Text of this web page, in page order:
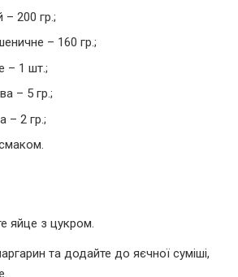
– 200 гр.;
– 160 гр.;
– 1 шт.;
– 5 гр.;
– 2 гр.;
яйце з цукром.
та додайте до яєчної суміші,